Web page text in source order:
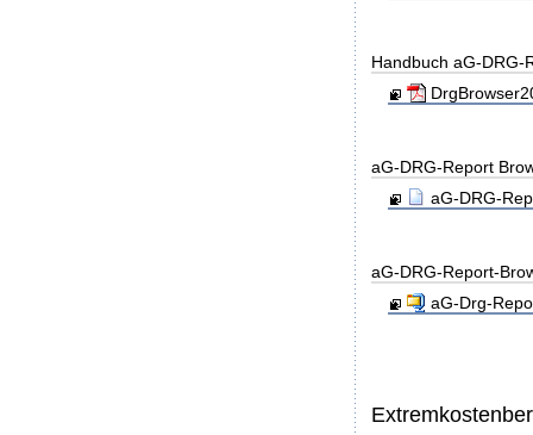
Handbuch aG-DRG-
aG-DRG-Report
aG-DRG-
aG-DRG-Report-
aG-Drg-